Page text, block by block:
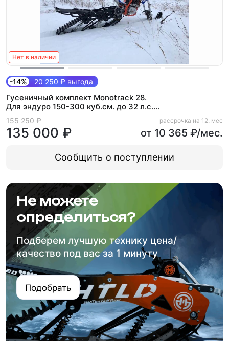
Нет в наличии
-14% 20 250 ₽ выгода
Гусеничный комплект Monotrack 28.
Для эндуро 150-300 куб.см. до 32 л.с.
(Max)
155 250 ₽
135 000 ₽
рассрочка на 12. мес
от 10 365 ₽/мес.
Сообщить о поступлении
Не можете
определиться?
Подберем лучшую технику цена/
качество под вас за 1 минуту
Подобрать